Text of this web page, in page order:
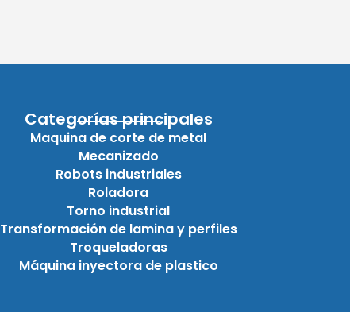
Categorías principales
Maquina de corte de metal
Mecanizado
Robots industriales
Roladora
Torno industrial
Transformación de lamina y perfiles
Troqueladoras
Máquina inyectora de plastico